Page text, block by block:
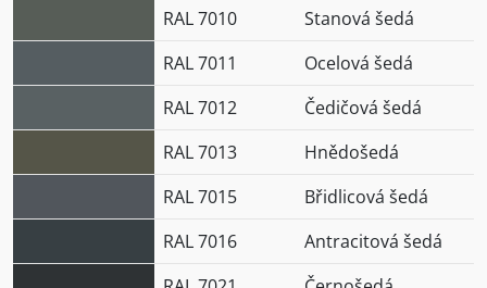
RAL 7010
Stanová šedá
RAL 7011
Ocelová šedá
RAL 7012
Čedičová šedá
RAL 7013
Hnědošedá
RAL 7015
Břidlicová šedá
RAL 7016
Antracitová šedá